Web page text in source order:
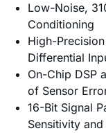
Low-Noise,
Conditioning
High-
Differential
On-Chip DSP
of Sensor
16-Bit Signal
Sensitivity